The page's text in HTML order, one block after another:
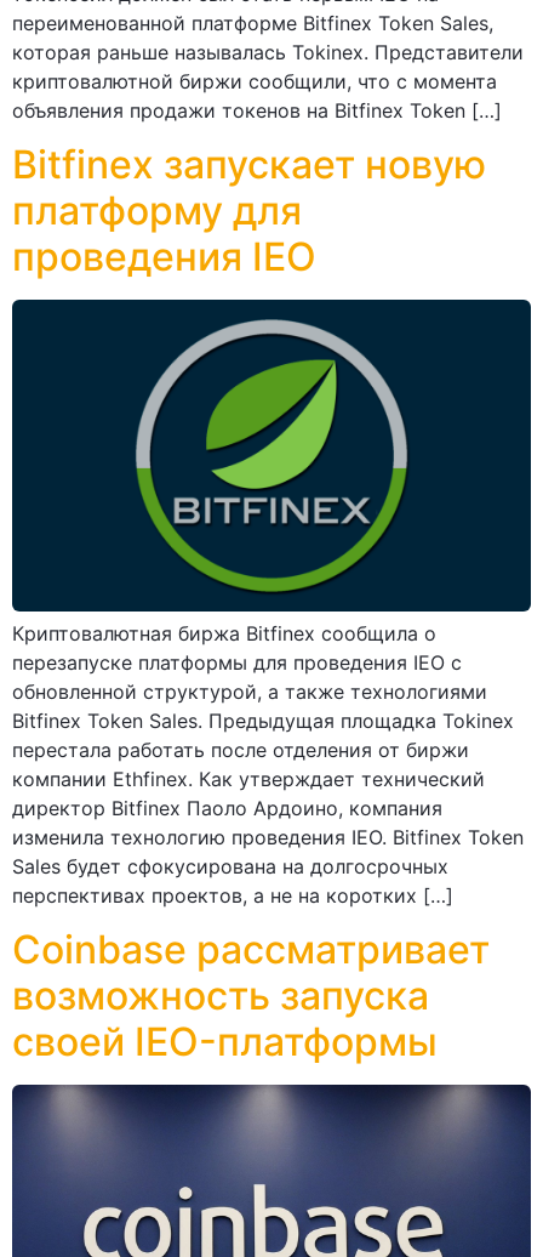
переименованной платформе Bitfinex Token Sales,
которая раньше называлась Tokinex. Представители
криптовалютной биржи сообщили, что с момента
объявления продажи токенов на Bitfinex Token […]
Bitfinex запускает новую
платформу для
проведения IEO
Криптовалютная биржа Bitfinex сообщила о
перезапуске платформы для проведения IEO с
обновленной структурой, а также технологиями
Bitfinex Token Sales. Предыдущая площадка Tokinex
перестала работать после отделения от биржи
компании Ethfinex. Как утверждает технический
директор Bitfinex Паоло Ардоино, компания
изменила технологию проведения IEO. Bitfinex Token
Sales будет сфокусирована на долгосрочных
перспективах проектов, а не на коротких […]
Coinbase рассматривает
возможность запуска
своей IEO-платформы